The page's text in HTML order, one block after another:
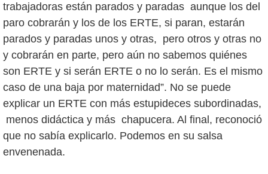
trabajadoras están parados y paradas aunque los del
paro cobrarán y los de los ERTE, si paran, estarán
parados y paradas unos y otras, pero otros y otras no
y cobrarán en parte, pero aún no sabemos quiénes
son ERTE y si serán ERTE o no lo serán. Es el mismo
caso de una baja por maternidad”. No se puede
explicar un ERTE con más estupideces subordinadas,
menos didáctica y más chapucera. Al final, reconoció
que no sabía explicarlo. Podemos en su salsa
envenenada.